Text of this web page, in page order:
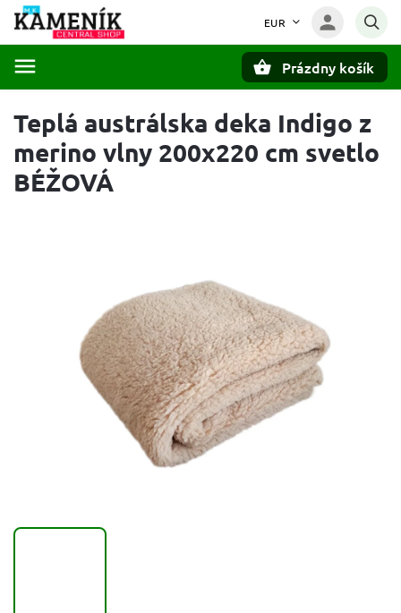
EUR
Prázdny košík
Teplá austrálska deka Indigo z
merino vlny 200x220 cm svetlo
BÉŽOVÁ